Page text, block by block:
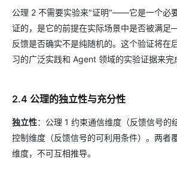
公理 2 不需要实验来"证明"——它是一个必
证的，是它的前提在实际场景中是否被满
反馈是否确实不是纯随机的。这个验证将在
习的广泛实践和 Agent 领域的实验证据来完
2.4 公理的独立性与充分性
独立性：公理 1 约束通信维度（反馈信号的
控制维度（反馈信号的可利用条件）。两者
维度，不可互相推导。